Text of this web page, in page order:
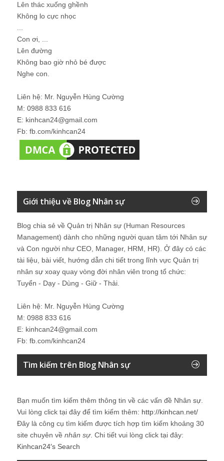
Lên thác xuống ghềnh
Không lo cực nhọc
Con ơi, ...
Lên đường
Không bao giờ nhỏ bé được
Nghe con.
Liên hệ: Mr. Nguyễn Hùng Cường
M: 0988 833 616
E: kinhcan24@gmail.com
Fb: fb.com/kinhcan24
Giới thiệu về Blog Nhân sự
Blog chia sẻ về Quản trị Nhân sự (Human Resources
Management) dành cho những người quan tâm tới Nhân sự
và Con người như CEO, Manager, HRM, HR). Ở đây có các
tài liệu, bài viết, hướng dẫn chi tiết trong lĩnh vực Quản trị
nhân sự xoay quay vòng đời nhân viên trong tổ chức:
Tuyển - Dạy - Dùng - Giữ - Thải.
Liên hệ: Mr. Nguyễn Hùng Cường
M: 0988 833 616
E: kinhcan24@gmail.com
Fb: fb.com/kinhcan24
Tìm kiếm trên Blog Nhân sự
Bạn muốn tìm kiếm thêm thông tin về các vấn đề Nhân sự
Vui lòng click tại đây để tìm kiếm thêm: http://kinhcan.net/
Đây là công cụ tìm kiếm được tích hợp tìm kiếm khoảng 30
site chuyên về nhân sự. Chi tiết vui lòng click tại đây:
Kinhcan24′s Search